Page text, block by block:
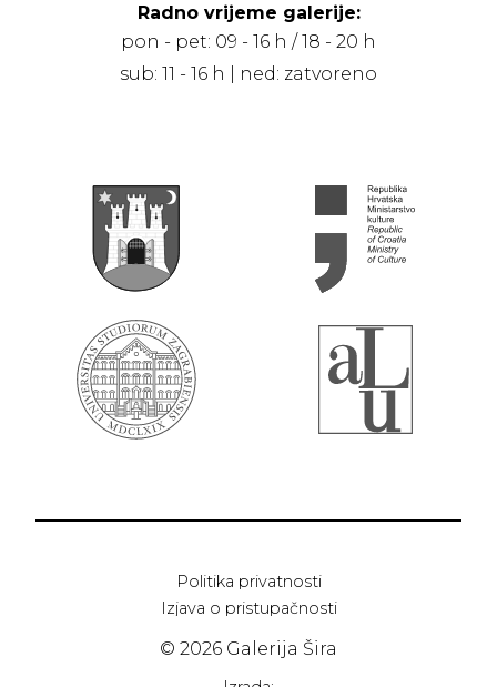
Radno vrijeme galerije:
pon - pet: 09 - 16 h / 18 - 20 h
sub: 11 - 16 h | ned: zatvoreno
Politika privatnosti
Izjava o pristupačnosti
© 2026 Galerija Šira